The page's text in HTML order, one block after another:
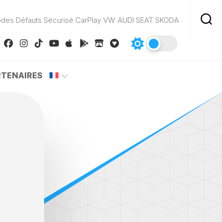
Défauts Sécurisé CarPlay VW AUDI SEAT SKODA